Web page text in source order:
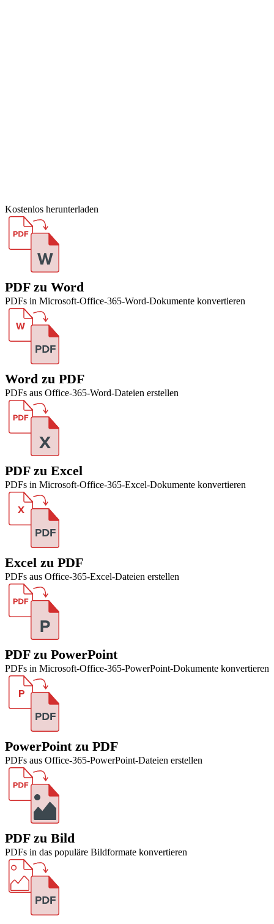
Kostenlos herunterladen
PDF zu Word
PDFs in Microsoft-Office-365-Word-Dokumente konvertieren
Word zu PDF
PDFs aus Office-365-Word-Dateien erstellen
PDF zu Excel
PDFs in Microsoft-Office-365-Excel-Dokumente konvertieren
Excel zu PDF
PDFs aus Office-365-Excel-Dateien erstellen
PDF zu PowerPoint
PDFs in Microsoft-Office-365-PowerPoint-Dokumente konvertieren
PowerPoint zu PDF
PDFs aus Office-365-PowerPoint-Dateien erstellen
PDF zu Bild
PDFs in das populäre Bildformate konvertieren